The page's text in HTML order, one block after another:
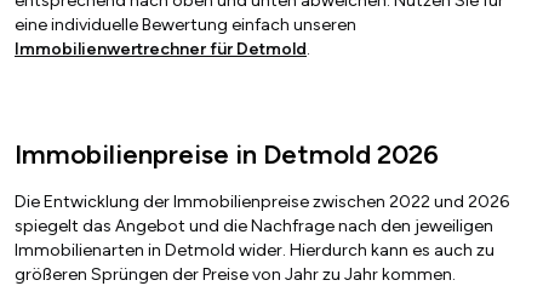
eine individuelle Bewertung einfach unseren
Immobilienwertrechner für Detmold.
Immobilienpreise in Detmold 2026
Die Entwicklung der Immobilienpreise zwischen 2022 und 2026
spiegelt das Angebot und die Nachfrage nach den jeweiligen
Immobilienarten in Detmold wider. Hierdurch kann es auch zu
größeren Sprüngen der Preise von Jahr zu Jahr kommen.